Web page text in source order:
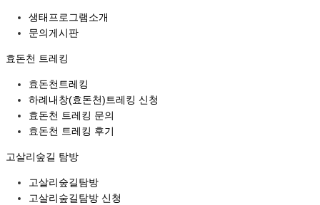
생태프로그램소개
문의게시판
효돈천 트레킹
효돈천트레킹
하례내창(효돈천)트레킹 신청
효돈천 트레킹 문의
효돈천 트레킹 후기
고살리숲길 탐방
고살리숲길탐방
고살리숲길탐방 신청